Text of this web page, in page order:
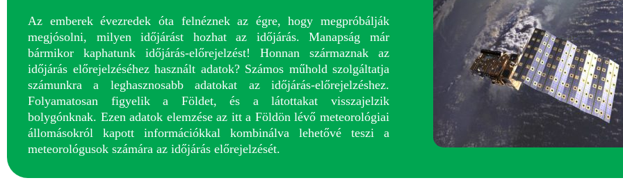
Az emberek évezredek óta felnéznek az égre, hogy megpróbálják
megjósolni, milyen időjárást hozhat az időjárás. Manapság már
bármikor kaphatunk időjárás-előrejelzést! Honnan származnak az
időjárás előrejelzéséhez használt adatok? Számos műhold szolgáltatja
számunkra a leghasznosabb adatokat az időjárás-előrejelzéshez.
Folyamatosan figyelik a Földet, és a látottakat visszajelzik
bolygónknak. Ezen adatok elemzése az itt a Földön lévő meteorológiai
állomásokról kapott információkkal kombinálva lehetővé teszi a
meteorológusok számára az időjárás előrejelzését.